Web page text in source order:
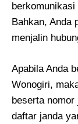
berkomunikasi
Bahkan, Anda
menjalin
Apabila Anda
Wonogiri,
beserta
daftar janda